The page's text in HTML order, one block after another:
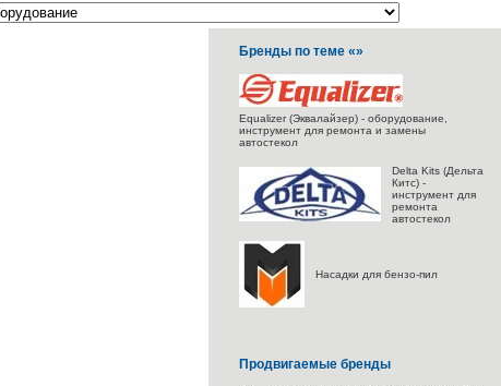
Бренды по теме «»
Equalizer (Эквалайзер) - оборудование,
инструмент для ремонта и замены
автостекол
Delta Kits (Дельта
Китс) -
инструмент для
ремонта
автостекол
Насадки для бензо-пил
Продвигаемые бренды